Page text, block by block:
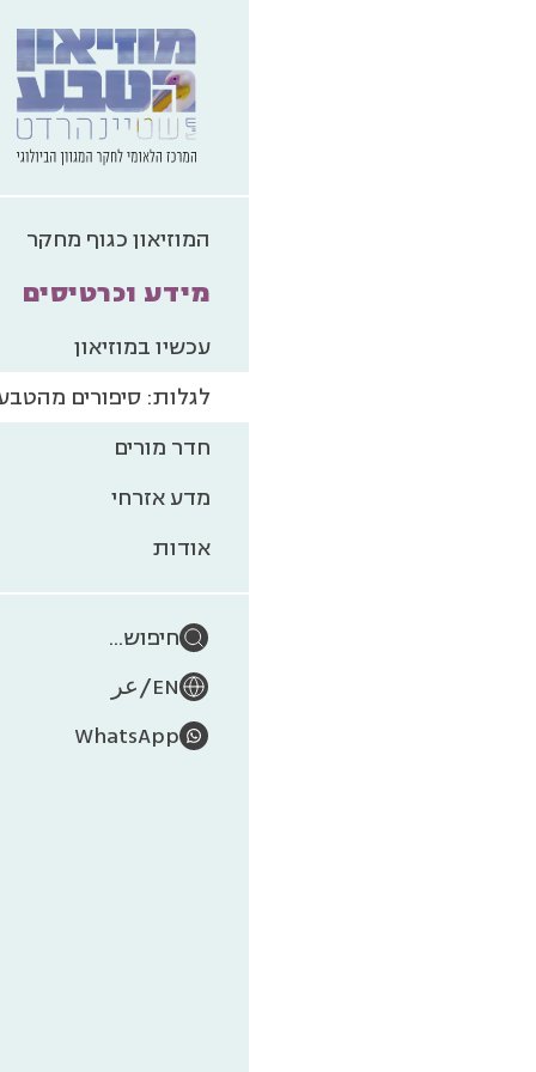
המוזיאון כגוף מחקר
מידע וכרטיסים
עכשיו במוזיאון
לגלות: סיפורים
חדר מורים
מדע אזרחי
אודות
חיפוש...
EN
/عر
WhatsApp
קנה